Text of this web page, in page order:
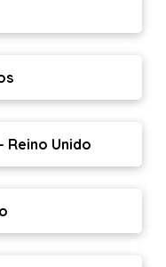
Reino Unido